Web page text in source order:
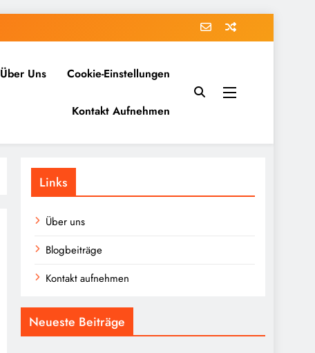
Über Uns Cookie-Einstellungen
Kontakt Aufnehmen
Links
Über uns
Blogbeiträge
Kontakt aufnehmen
Neueste Beiträge